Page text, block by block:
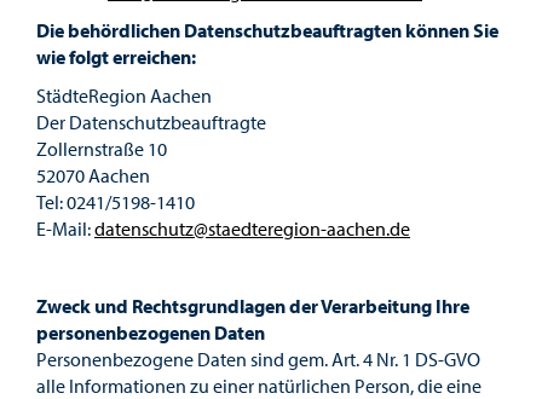
Die behördlichen Datenschutzbeauftragten können Sie
wie folgt erreichen:
StädteRegion Aachen
Der Datenschutzbeauftragte
Zollernstraße 10
52070 Aachen
Tel: 0241/5198-1410
E-Mail:datenschutz@staedteregion-aachen.de
Zweck und Rechtsgrundlagen der Verarbeitung Ihre
personenbezogenen Daten
Personenbezogene Daten sind gem. Art. 4 Nr. 1 DS-GVO
alle Informationen zu einer natürlichen Person, die eine